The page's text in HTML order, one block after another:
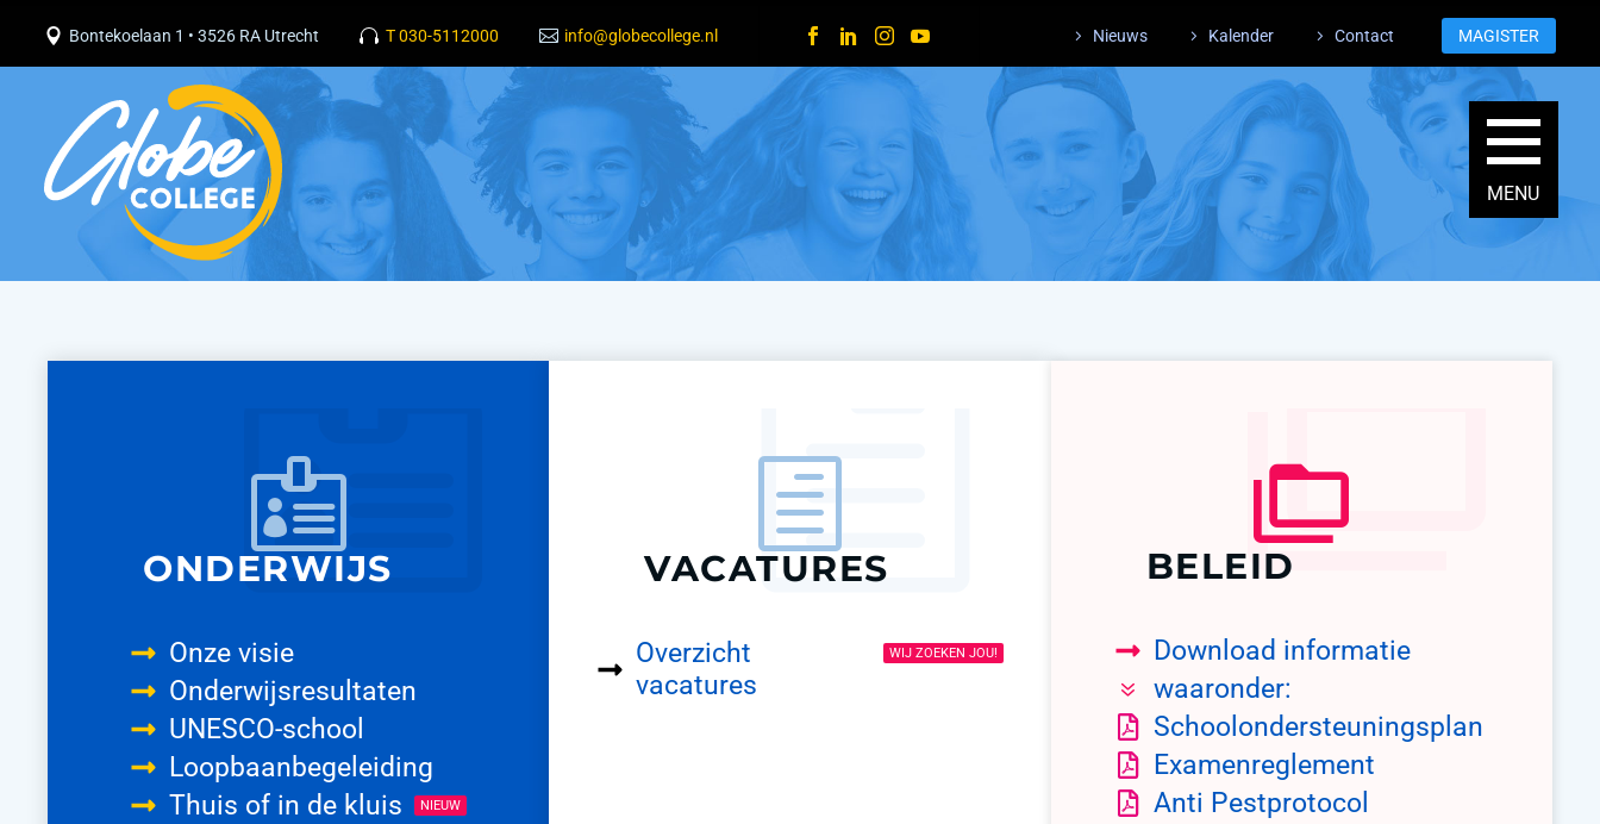
Bontekoelaan 1 • 3526 RA Utrecht T 030-5112000 info@globecollege.nl Nieuws Kalender Contact MAGISTER
ONDERWIJS
Onze visie
Onderwijsresultaten
UNESCO-school
Loopbaanbegeleiding
Thuis of in de kluis
NIEUW
VACATURES
Overzicht
vacatures
WIJ ZOEKEN JOU!
BELEID
Download informatie
waaronder:
Schoolondersteuningsplan
Examenreglement
Anti Pestprotocol